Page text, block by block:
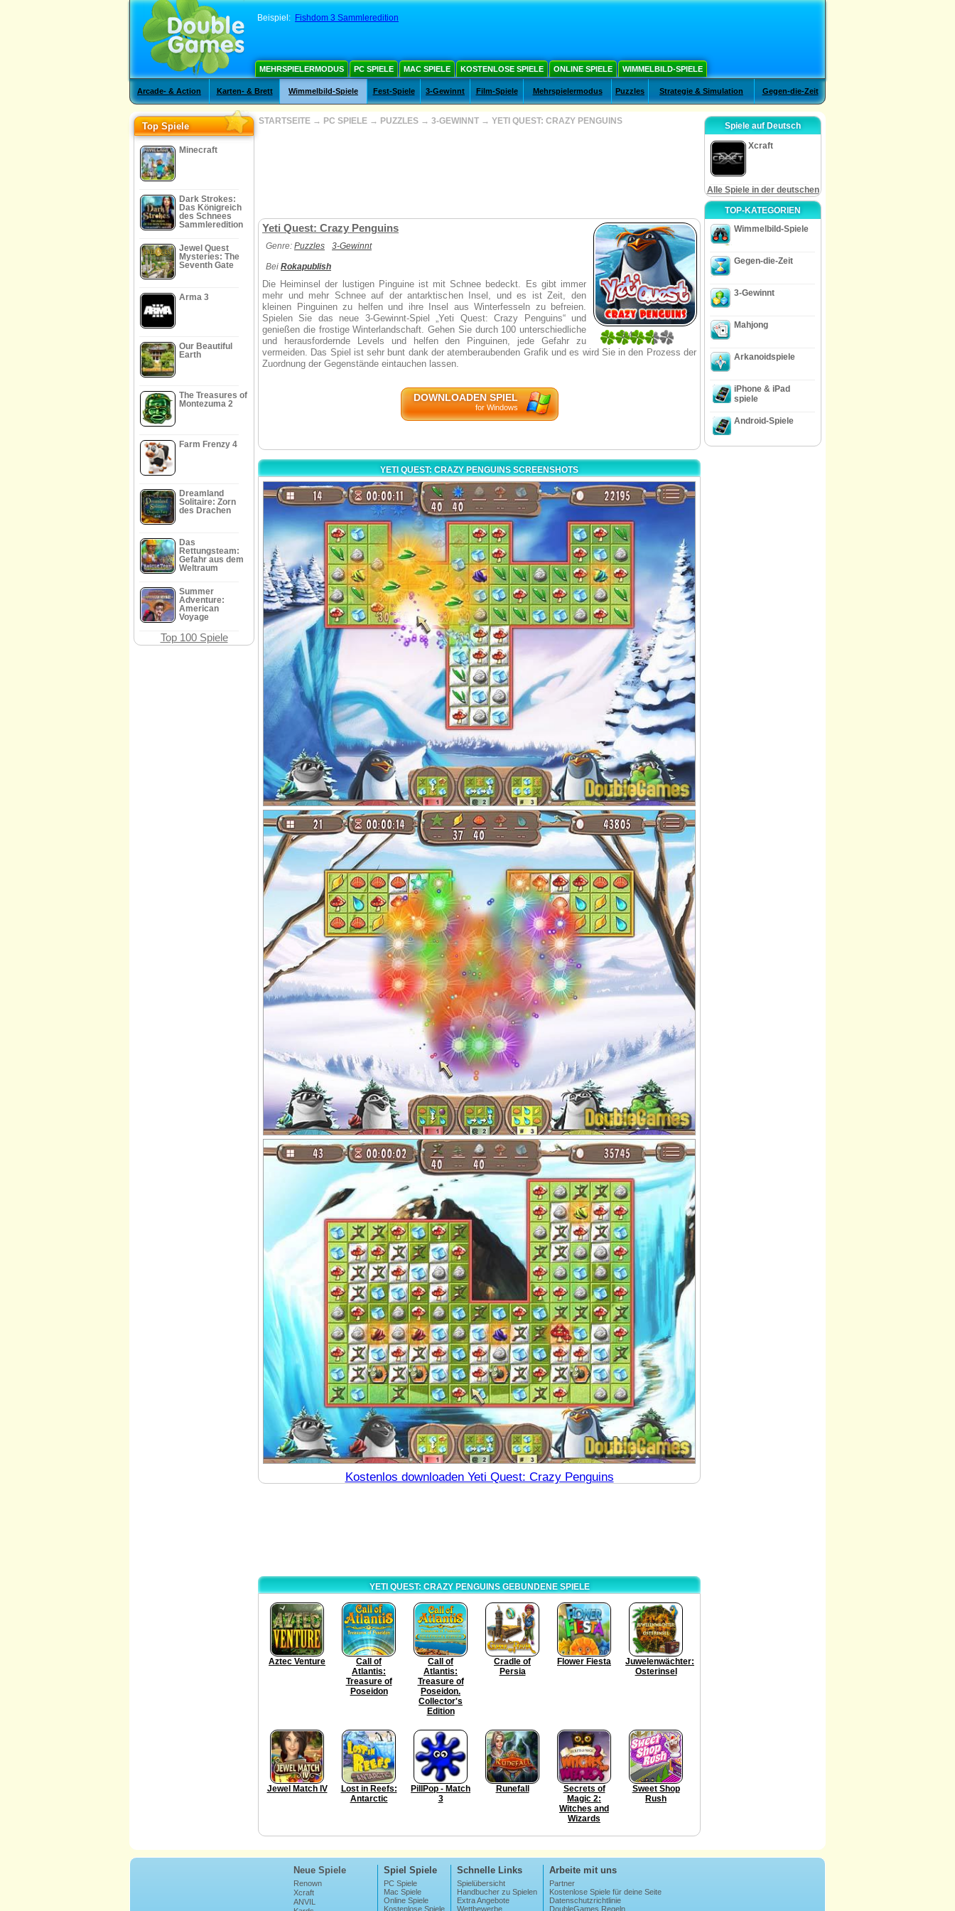
Beispiel: Fishdom 3 Sammleredition
MEHRSPIELERMODUS PC SPIELE MAC SPIELE KOSTENLOSE SPIELE ONLINE SPIELE WIMMELBILD-SPIELE
Arcade- & Action Karten- & Brett Wimmelbild-Spiele Fest-Spiele 3-Gewinnt Film-Spiele Mehrspielermodus Puzzles Strategie & Simulation Gegen-die-Zeit
Top Spiele
Minecraft
Dark Strokes:
Das Königreich
des Schnees
Sammleredition
Jewel Quest
Mysteries: The
Seventh Gate
Arma 3
Our Beautiful
Earth
The Treasures of
Montezuma 2
Farm Frenzy 4
Dreamland
Solitaire: Zorn
des Drachen
Das
Rettungsteam:
Gefahr aus dem
Weltraum
Summer
Adventure:
American
Voyage
Top 100 Spiele
STARTSEITE → PC SPIELE → PUZZLES → 3-GEWINNT → YETI QUEST: CRAZY PENGUINS
3.4
5
Yeti Quest: Crazy Penguins
Genre: Puzzles 3-Gewinnt
Bei Rokapublish
Die Heiminsel der lustigen Pinguine ist mit Schnee bedeckt. Es gibt immer
mehr und mehr Schnee auf der antarktischen Insel, und es ist Zeit, den
kleinen Pinguinen zu helfen und ihre Insel aus Winterfesseln zu befreien.
Spielen Sie das neue 3-Gewinnt-Spiel „Yeti Quest: Crazy Penguins“ und
genießen die frostige Winterlandschaft. Gehen Sie durch 100 unterschiedliche
und herausfordernde Levels und helfen den Pinguinen, jede Gefahr zu
vermeiden. Das Spiel ist sehr bunt dank der atemberaubenden Grafik und es wird Sie in den Prozess der
Zuordnung der Gegenstände eintauchen lassen.
DOWNLOADEN SPIEL
for Windows
YETI QUEST: CRAZY PENGUINS SCREENSHOTS
Kostenlos downloaden Yeti Quest: Crazy Penguins
YETI QUEST: CRAZY PENGUINS GEBUNDENE SPIELE
Aztec Venture
Call of
Atlantis:
Treasure of
Poseidon
Call of
Atlantis:
Treasure of
Poseidon.
Collector's
Edition
Cradle of
Persia
Flower Fiesta
Juwelenwächter:
Osterinsel
Jewel Match IV
Lost in Reefs:
Antarctic
PillPop - Match
3
Runefall
Secrets of
Magic 2:
Witches and
Wizards
Sweet Shop
Rush
Spiele auf Deutsch
Xcraft
Alle Spiele in der deutschen
TOP-KATEGORIEN
Wimmelbild-Spiele
Gegen-die-Zeit
3-Gewinnt
Mahjong
Arkanoidspiele
iPhone & iPad
spiele
Android-Spiele
Neue Spiele
Renown
Xcraft
ANVIL
Spiel Spiele
PC Spiele
Mac Spiele
Online Spiele
Kostenlose Spiele
Schnelle Links
Spielübersicht
Handbucher zu Spielen
Extra Angebote
Wettbewerbe
Arbeite mit uns
Partner
Kostenlose Spiele für deine Seite
Datenschutzrichtlinie
DoubleGames Regeln